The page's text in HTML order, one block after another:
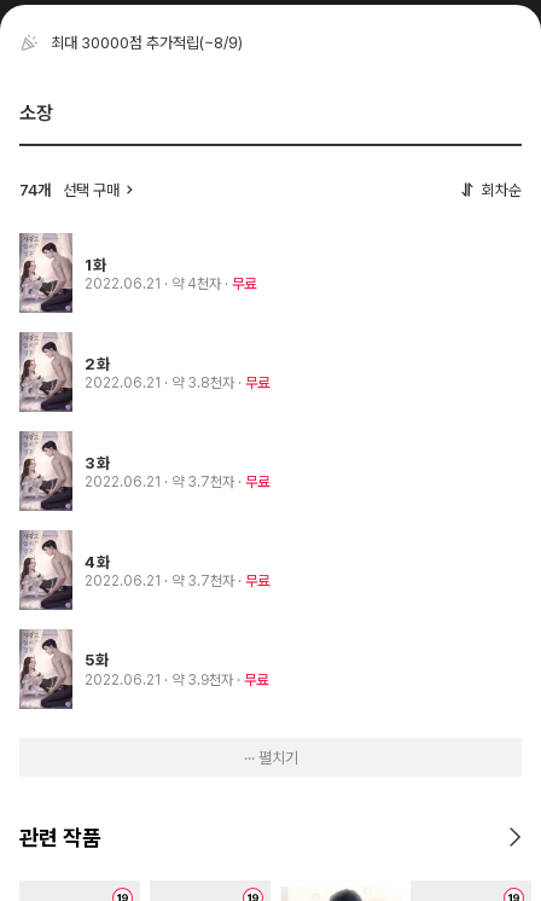
최대 30000점 추가적립(~8/9)
소장
74개 선택 구매 회차순
1화
2022.06.21 · 약 4천자 무료
2화
2022.06.21 · 약 3.8천자 무료
3화
2022.06.21 · 약 3.7천자 무료
4화
2022.06.21 · 약 3.7천자 무료
5화
2022.06.21 · 약 3.9천자 무료
··· 펼치기
관련 작품